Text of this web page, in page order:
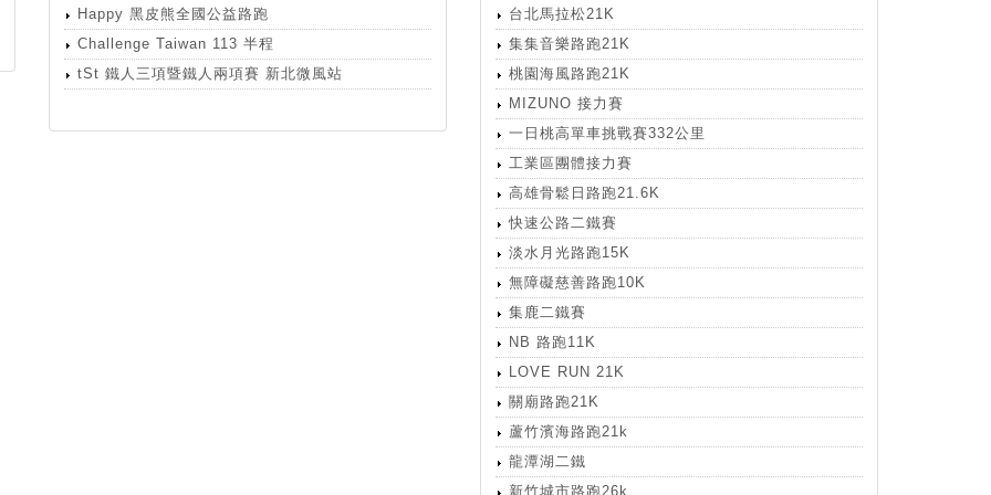
Happy 黑皮熊全國公益路跑
Challenge Taiwan 113 半程
tSt 鐵人三項暨鐵人兩項賽 新北微風站
台北馬拉松21K
集集音樂路跑21K
桃園海風路跑21K
MIZUNO 接力賽
一日桃高單車挑戰賽332公里
工業區團體接力賽
高雄骨鬆日路跑21.6K
快速公路二鐵賽
淡水月光路跑15K
無障礙慈善路跑10K
集鹿二鐵賽
NB 路跑11K
LOVE RUN 21K
關廟路跑21K
蘆竹濱海路跑21k
龍潭湖二鐵
新竹城市路跑26k